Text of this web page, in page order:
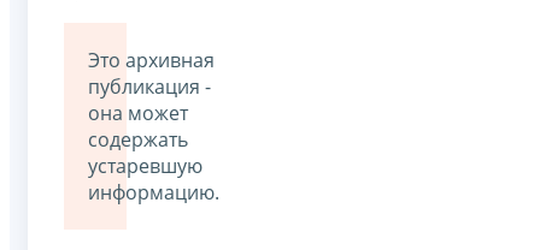
Это архивная
публикация -
она может
содержать
устаревшую
информацию.